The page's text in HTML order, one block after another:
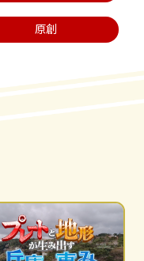
原創